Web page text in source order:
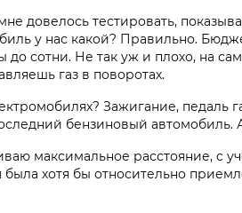
довелось тестировать,
у нас какой? Правильно.
сотни. Не так уж и плохо, на
газ в поворотах.
Зажигание, педаль
бензиновый автомобиль.
максимальное расстояние, с
хотя бы относительно